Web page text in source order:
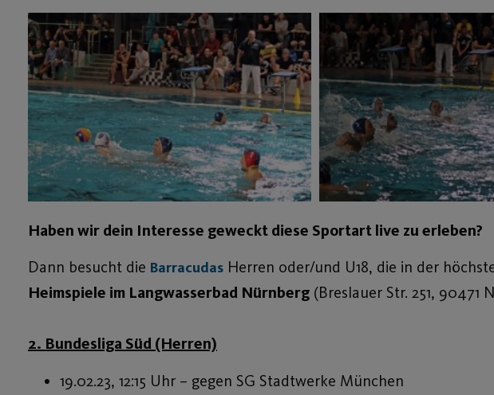
Haben wir dein Interesse geweckt diese Sportart live zu erleben?
Dann besucht die Barracudas Herren oder/und U18, die in der
Heimspiele im Langwasserbad Nürnberg (Breslauer Str. 251, 90471
2. Bundesliga Süd (Herren)
19.02.23, 12:15 Uhr – gegen SG Stadtwerke München